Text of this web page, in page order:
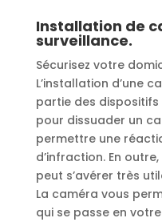
Installation de
surveillance.
Sécurisez votre
L’installation d’une
partie des
pour dissuader un
permettre une
d’infraction. En
peut s’avérer très
La caméra vous
qui se passe en